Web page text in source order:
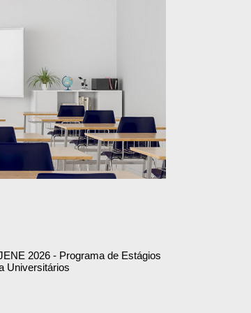
2026 - Programa de Estágios
Universitários